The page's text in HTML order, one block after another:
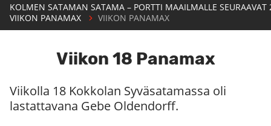
KOLMEN SATAMAN SATAMA – PORTTI MAAILMALLE SEURAAVAT
VIIKON PANAMAX
VIIKON PANAMAX
Viikon 18 Panamax
Viikolla 18 Kokkolan Syväsatamassa oli
lastattavana Gebe Oldendorff.